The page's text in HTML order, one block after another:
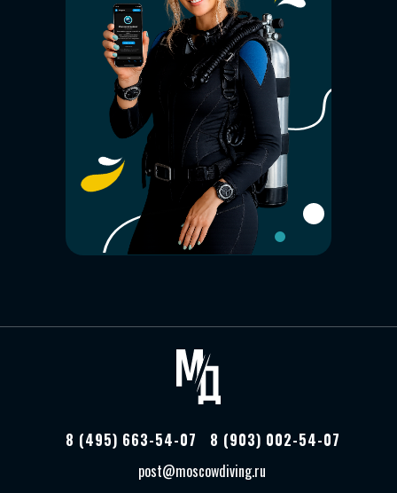
post@moscowdiving.ru
8 (495) 663-54-07 8 (903) 002-54-07